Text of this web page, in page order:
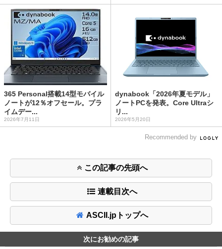
365 Personal搭載14型モバイル
ノートが12％オフセール。プラ
イムデー...
2026年7月11日
dynabook「2026年夏モデル」
ノートPCを発表。Core Ultraシ
リ...
2026年5月20日
Recommended by
この記事の先頭へ
連載目次へ
ASCII.jpトップへ
次にお勧めの記事